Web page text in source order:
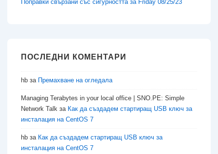
Поправки свързани със сигурността за Friday 08/25/23
ПОСЛЕДНИ КОМЕНТАРИ
hb за Премахване на огледала
Managing Terabytes in your local office | SNO.PE: Simple
Network Talk за Как да създадем стартиращ USB ключ за
инсталация на CentOS 7
hb за Как да създадем стартиращ USB ключ за
инсталация на CentOS 7